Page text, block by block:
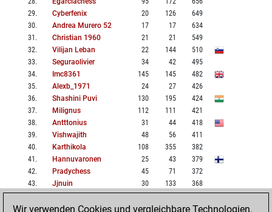
29. Cyberfenix 20 126
649
30. Andrea Murero 52 17 17
634
31 . Christian 1960 21 21
549
32. Vilijan Leban 22 144
510
33. Seguraolivier 34 42
495
34. Imc8361 145 145
482
35. Alexb_1971 24 27
426
36. Shashini Puvi 130 195
424
37. Milignus 112 111
421
38. Antttonius 31 44
418
39. Vishwajith 48 56
411
40. Karthikola 108 355
382
41 . Hannuvaronen 25 43
379
42. Pradychess 45 71
372
43. Jjnuin 30 133
368
44. Bandycoot 26 45
363
45. Moysmous 14 18
356
Wir verwenden Cookies und vergleichbare Technologien,